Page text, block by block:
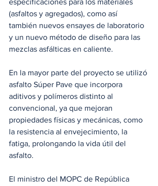
especificaciones para los materiales
(asfaltos y agregados), como así
también nuevos ensayes de laboratorio
y un nuevo método de diseño para las
mezclas asfálticas en caliente.
En la mayor parte del proyecto se utilizó
asfalto Súper Pave que incorpora
aditivos y polímeros distinto al
convencional, ya que mejoran
propiedades físicas y mecánicas, como
la resistencia al envejecimiento, la
fatiga, prolongando la vida útil del
asfalto.
El ministro del MOPC de República